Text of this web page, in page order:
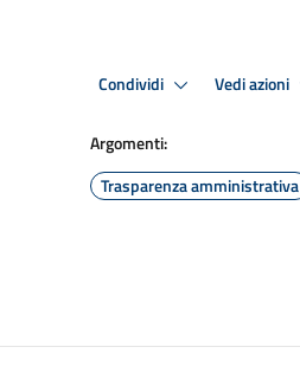
Condividi Vedi azioni
Argomenti:
Trasparenza amministrativa